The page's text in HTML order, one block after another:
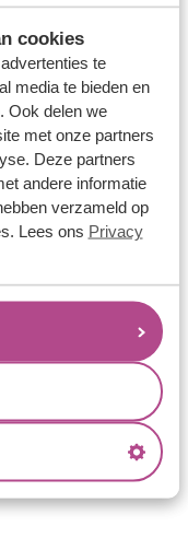
cookies
te
media te bieden en
Ook delen we
met onze partners
Deze partners
andere informatie
verzameld op
Lees ons Privacy